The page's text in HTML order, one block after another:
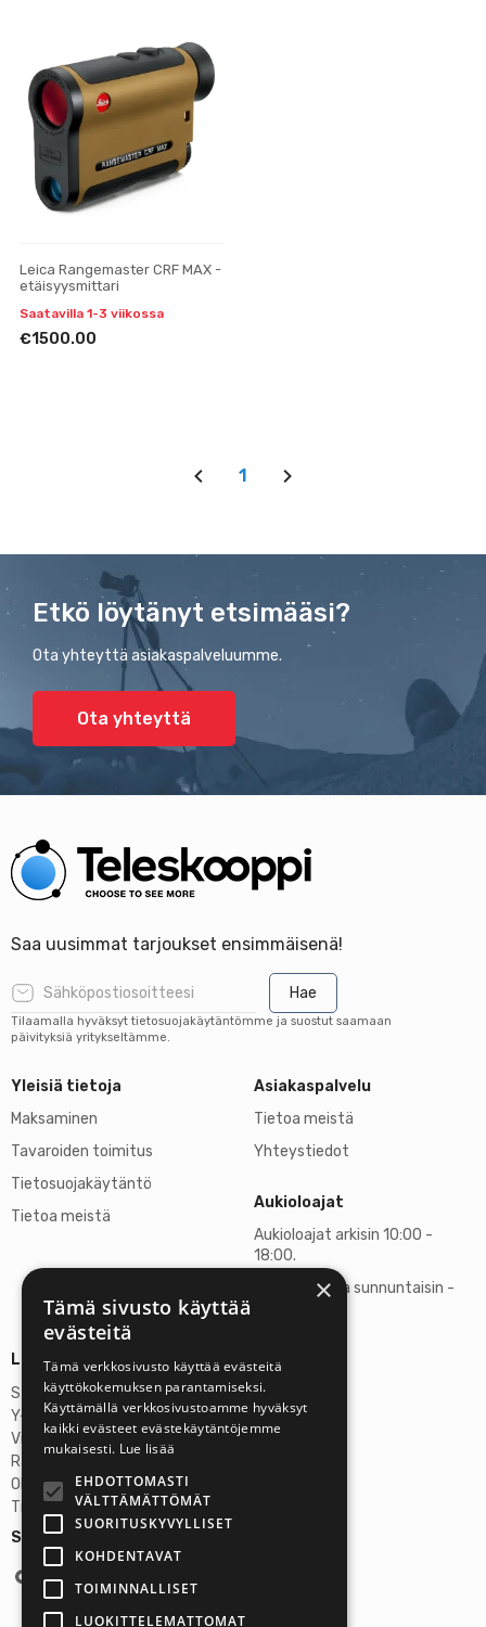
Leica Rangemaster CRF MAX -
etäisyysmittari
Saatavilla 1-3 viikossa
€1500.00
1
Etkö löytänyt etsimääsi?
Ota yhteyttä asiakaspalveluumme.
Ota yhteyttä
Saa uusimmat tarjoukset ensimmäisenä!
Hae
Tilaamalla hyväksyt tietosuojakäytäntömme ja suostut saamaan
päivityksiä yritykseltämme.
Yleisiä tietoja
Maksaminen
Tavaroiden toimitus
Tietosuojakäytäntö
Tietoa meistä
Asiakaspalvelu
Tietoa meistä
Yhteystiedot
Aukioloajat
Aukioloajat arkisin 10:00 -
18:00.
Lauantaisin ja sunnuntaisin -
Seuraa meitä:
Lisätietoja
Stardust Finland Oy
Y-tunnus: 2972445-9
Virallinen osoite
Rantatie 37 C75, 33250 Tampere
OP Tampere
Tilinumero FI6357300820922629
×
Tämä sivusto käyttää
evästeitä
Tämä verkkosivusto käyttää evästeitä
käyttökokemuksen parantamiseksi.
Käyttämällä verkkosivustoamme hyväksyt
kaikki evästeet evästekäytäntöjemme
mukaisesti. Lue lisää
EHDOTTOMASTI
VÄLTTÄMÄTTÖMÄT
SUORITUSKYVYLLISET
KOHDENTAVAT
TOIMINNALLISET
LUOKITTELEMATTOMAT